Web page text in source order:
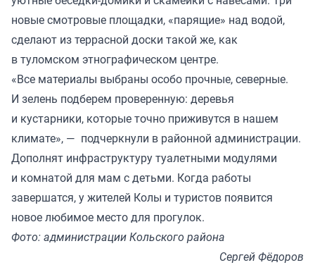
новые смотровые площадки, «парящие» над водой,
сделают из террасной доски такой же, как
в туломском этнографическом центре.
«Все материалы выбраны особо прочные, северные.
И зелень подберем проверенную: деревья
и кустарники, которые точно приживутся в нашем
климате», — подчеркнули в районной администрации.
Дополнят инфраструктуру туалетными модулями
и комнатой для мам с детьми. Когда работы
завершатся, у жителей Колы и туристов появится
новое любимое место для прогулок.
Фото: администрации Кольского района
Сергей Фёдоров